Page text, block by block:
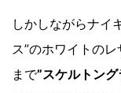
しかしながらナイ
ス”のホワイトの
まで”スケルトン